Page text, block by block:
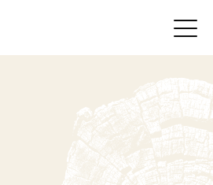
工房むくの木について